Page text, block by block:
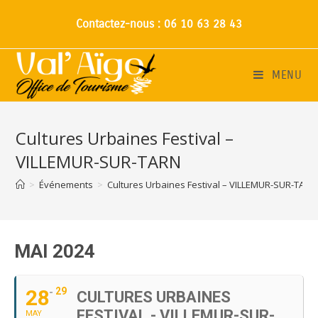
Contactez-nous : 06 10 63 28 43
MENU
Cultures Urbaines Festival –
VILLEMUR-SUR-TARN
> Événements > Cultures Urbaines Festival – VILLEMUR-SUR-TARN
MAI 2024
28
MAY
29
CULTURES URBAINES